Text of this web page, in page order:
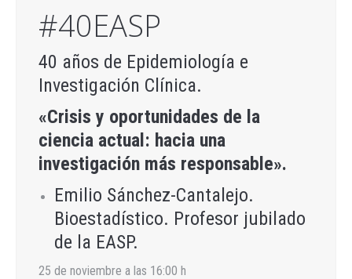
#40EASP
40 años de Epidemiología e
Investigación Clínica.
«Crisis y oportunidades de la
ciencia actual: hacia una
investigación más responsable».
Emilio Sánchez-Cantalejo.
Bioestadístico. Profesor jubilado
de la EASP.
25 de noviembre a las 16:00 h